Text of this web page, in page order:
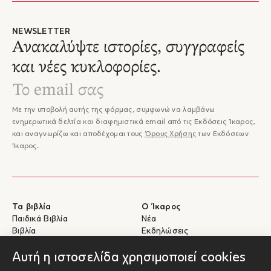
Αυτή η ιστοσελίδα χρησιμοποιεί cookies
NEWSLETTER
Ανακαλύψτε ιστορίες, συγγραφείς
και νέες κυκλοφορίες.
Με την υποβολή αυτής της φόρμας, συμφωνώ να λαμβάνω
ενημερωτικά δελτία και διαφημιστικά email από τις Εκδόσεις Ίκαρος,
και αναγνωρίζω και αποδέχομαι τους Όρους Χρήσης των Εκδόσεων
Ίκαρος.
Τα βιβλία
Παιδικά Βιβλία
Βιβλία
Ο Ίκαρος
Νέα
Εκδηλώσεις